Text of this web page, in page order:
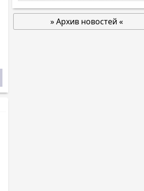
» Архив новостей «